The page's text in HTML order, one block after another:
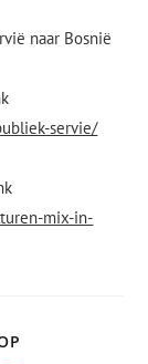
naar Bosnië
servie/
mix-in-